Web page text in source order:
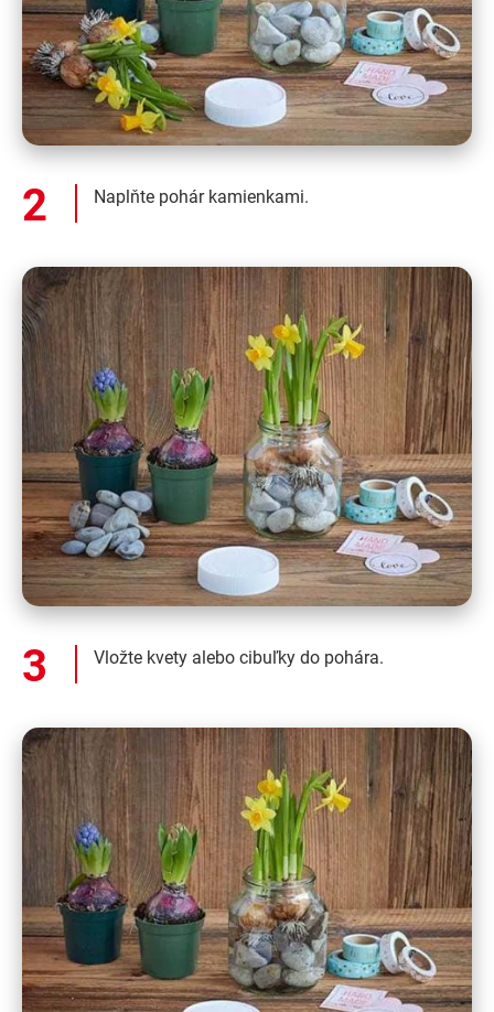
Naplňte pohár kamienkami.
Vložte kvety alebo cibuľky do pohára.